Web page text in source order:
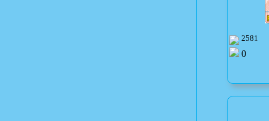
2581
0